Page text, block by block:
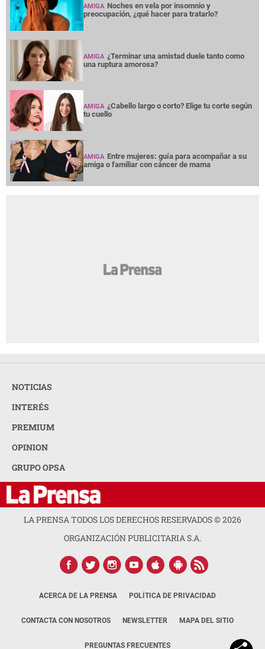
AMIGA Noches en vela por insomnio y
preocupación, ¿qué hacer para tratarlo?
AMIGA ¿Terminar una amistad duele tanto como
una ruptura amorosa?
AMIGA ¿Cabello largo o corto? Elige tu corte según
tu cuello
AMIGA Entre mujeres: guía para acompañar a su
amiga o familiar con cáncer de mama
NOTICIAS
INTERÉS
PREMIUM
OPINION
GRUPO OPSA
LA PRENSA TODOS LOS DERECHOS RESERVADOS ©2026
ORGANIZACIÓN PUBLICITARIA S.A.
ACERCA DE LA PRENSA POLÍTICA DE PRIVACIDAD
CONTACTA CON NOSOTROS NEWSLETTER MAPA DEL SITIO
PREGUNTAS FRECUENTES